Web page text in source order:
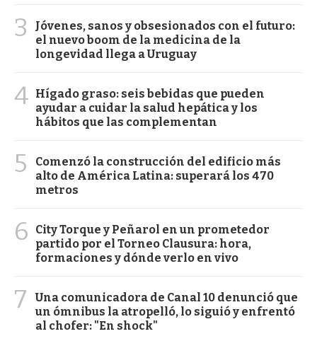
3
Jóvenes, sanos y obsesionados con el futuro:
el nuevo boom de la medicina de la
longevidad llega a Uruguay
4 Hígado graso: seis bebidas que pueden
ayudar a cuidar la salud hepática y los
hábitos que las complementan
5
Comenzó la construcción del edificio más
alto de América Latina: superará los 470
metros
6
City Torque y Peñarol en un prometedor
partido por el Torneo Clausura: hora,
formaciones y dónde verlo en vivo
7
Una comunicadora de Canal 10 denunció que
un ómnibus la atropelló, lo siguió y enfrentó
al chofer: "En shock"